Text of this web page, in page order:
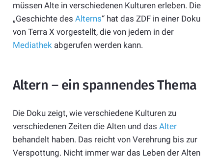
müssen Alte in verschiedenen Kulturen erleben. Die
„Geschichte des Alterns“ hat das ZDF in einer Doku
von Terra X vorgestellt, die von jedem in der
Mediathekabgerufen werden kann.
Altern – ein spannendes Thema
Die Doku zeigt, wie verschiedene Kulturen zu
verschiedenen Zeiten die Alten und das Alter
behandelt haben. Das reicht von Verehrung bis zur
Verspottung. Nicht immer war das Leben der Alten